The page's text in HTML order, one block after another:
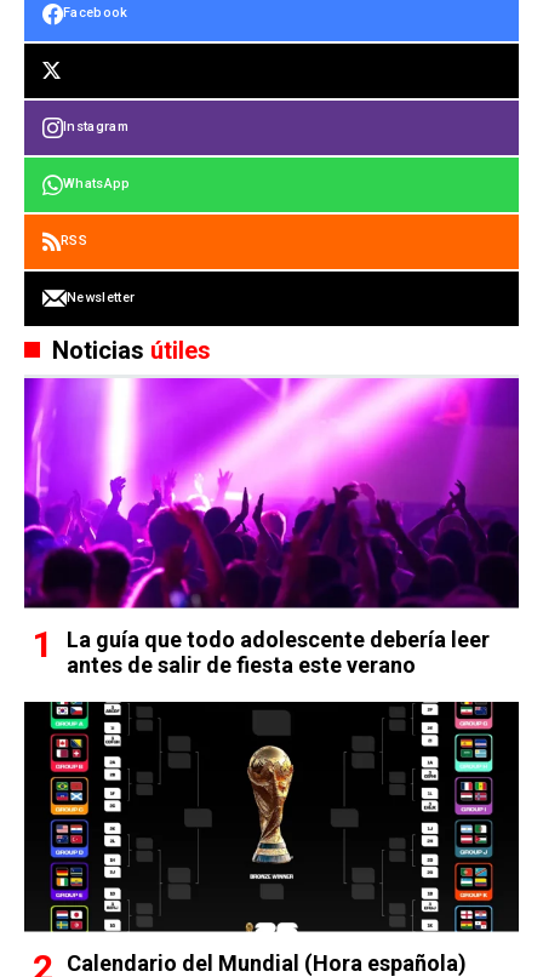
Facebook
Instagram
WhatsApp
RSS
Newsletter
Noticias útiles
La guía que todo adolescente debería leer
antes de salir de fiesta este verano
Calendario del Mundial (Hora española)